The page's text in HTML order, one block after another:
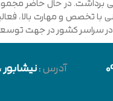
تخصص و مهارت بالا،
کشور در جهت توسعه
آدرس:نیشابور،